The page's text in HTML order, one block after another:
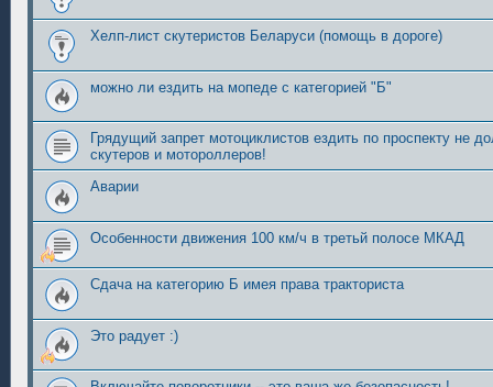
Хелп-лист скутеристов Беларуси (помощь в дороге)
можно ли ездить на мопеде с категорией "Б"
Грядущий запрет мотоциклистов ездить по проспекту не
скутеров и мотороллеров!
Аварии
Особенности движения 100 км/ч в третьй полосе МКАД
Сдача на категорию Б имея права тракториста
Это радует :)